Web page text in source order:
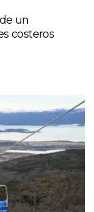
un
costeros